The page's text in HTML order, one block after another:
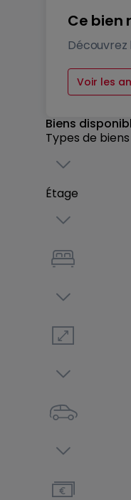
Ce bien
Découvrez
Voir les
Biens
Types de biens
Étage